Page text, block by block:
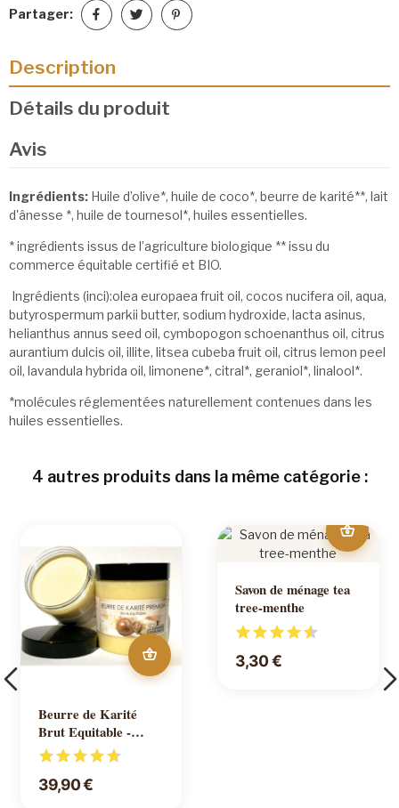
Partager:
Description
Détails du produit
Avis
Ingrédients: Huile d’olive*, huile de coco*, beurre de karité**, lait
d'ânesse *, huile de tournesol*, huiles essentielles.
* ingrédients issus de l’agriculture biologique ** issu du
commerce équitable certifié et BIO.
Ingrédients (inci):olea europaea fruit oil, cocos nucifera oil, aqua,
butyrospermum parkii butter, sodium hydroxide, lacta asinus,
helianthus annus seed oil, cymbopogon schoenanthus oil, citrus
aurantium dulcis oil, illite, litsea cubeba fruit oil, citrus lemon peel
oil, lavandula hybrida oil, limonene*, citral*, geraniol*, linalool*.
*molécules réglementées naturellement contenues dans les
huiles essentielles.
4 autres produits dans la même catégorie :
Beurre de Karité
Brut Equitable -
500ml
39,90 €
Savon de ménage tea
tree-menthe
3,30 €